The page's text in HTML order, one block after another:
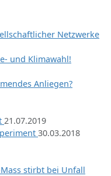
Netzwerke
und Klimawahl!
Anliegen?
21.07.2019
30.03.2018
stirbt bei Unfall